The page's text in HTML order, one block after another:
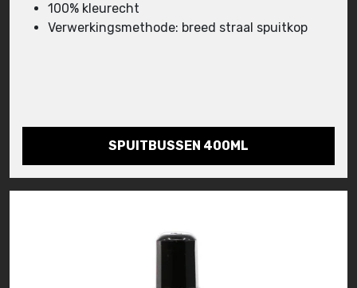
100% kleurecht
Verwerkingsmethode: breed straal spuitkop
SPUITBUSSEN 400ML